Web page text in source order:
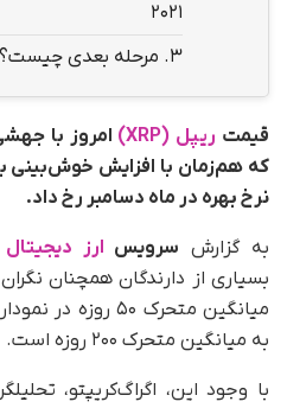
۲۰۲۱
3. مرحله بعدی چیست؟
قیمت ریپل (XRP)
که هم‌زمان با افزایش خوش‌بینی
نرخ بهره در ماه دسامبر رخ داد.
به گزارش سرویس ارز دیجیتال
بسیاری از دارندگان همچنان
میانگین متحرک ۵۰
به میانگین متحرک ۲۰۰ روزه است.
با وجود این، اگراگ‌کریپتو،